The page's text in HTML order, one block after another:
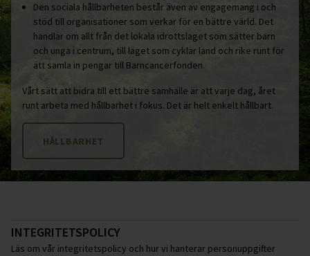
Den sociala hållbarheten består även av engagemang i och
stöd till organisationer som verkar för en bättre värld. Det
handlar om allt från det lokala idrottslaget som sätter barn
och unga i centrum, till laget som cyklar land och rike runt för
att samla in pengar till Barncancerfonden.
Vårt sätt att bidra till ett bättre samhälle är att varje dag, året
runt arbeta med hållbarhet i fokus. Det är helt enkelt hållbart.
HÅLLBARHET
INTEGRITETSPOLICY
Läs om vår integritetspolicy och hur vi hanterar personuppgifter